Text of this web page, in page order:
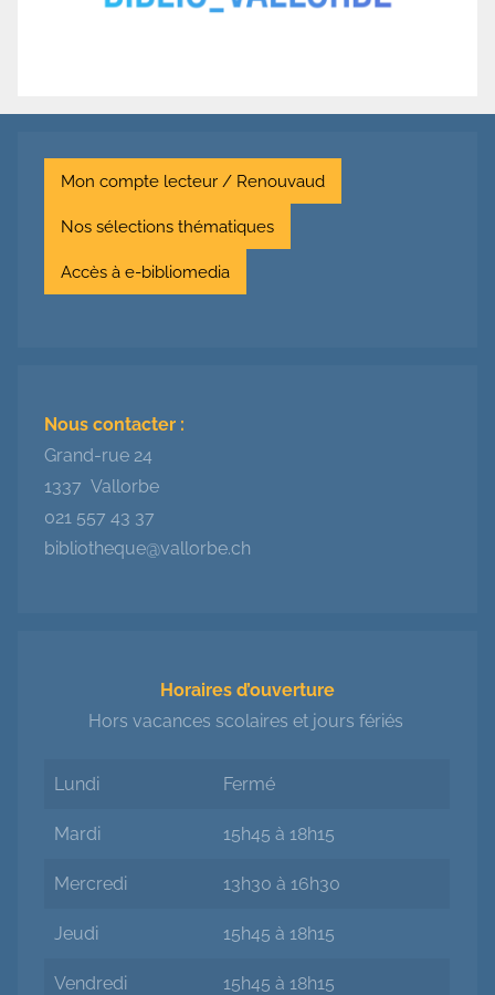
Mon compte lecteur / Renouvaud
Nos sélections thématiques
Accès à e-bibliomedia
Nous contacter :
Grand-rue 24
1337 Vallorbe
021 557 43 37
bibliotheque@vallorbe.ch
Horaires d’ouverture
Hors vacances scolaires et jours fériés
Lundi Fermé
Mardi 15h45 à 18h15
Mercredi 13h30 à 16h30
Jeudi 15h45 à 18h15
Vendredi 15h45 à 18h15